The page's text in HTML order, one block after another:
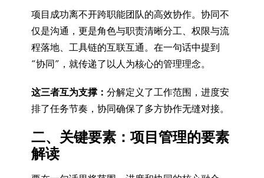
项目成功离不开跨职能团队的高效协作。协同不
仅是沟通，更是角色与职责清晰分工、权限与流
程落地、工具链的互联互通。在一句话中提到
“协同”，就传递了以人为核心的管理理念。
这三者互为支撑： 分解定义了工作范围，进度安
排了任务节奏，协同确保了多方协作无缝对接。
二、关键要素：项目管理的要素
解读